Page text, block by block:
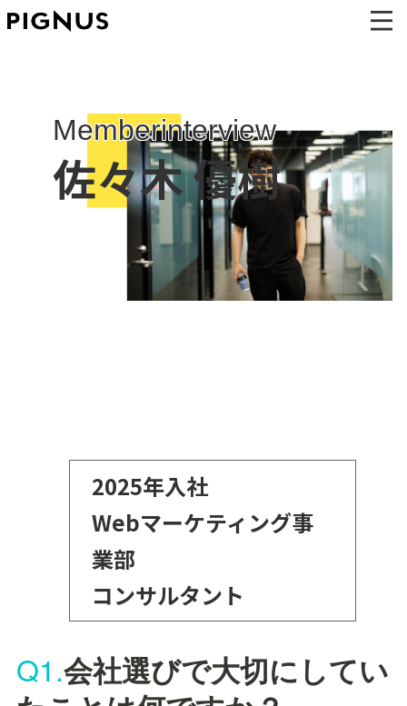
Memberinterview
佐々木 優樹
2025年入社
Webマーケティング事
業部
コンサルタント
Q1.会社選びで大切にしてい